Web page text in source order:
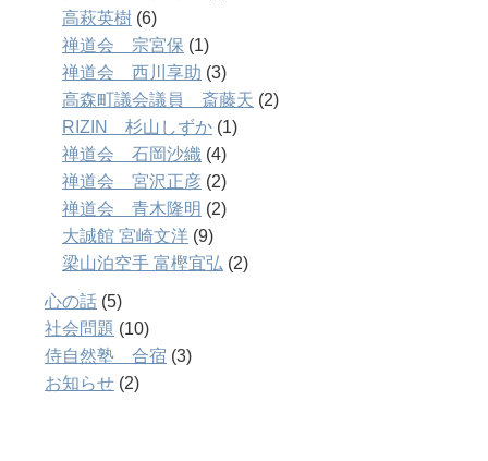
高萩英樹 (6)
禅道会 宗宮保 (1)
禅道会 西川享助 (3)
高森町議会議員 斎藤天 (2)
RIZIN 杉山しずか (1)
禅道会 石岡沙織 (4)
禅道会 宮沢正彦 (2)
禅道会 青木隆明 (2)
大誠館 宮崎文洋 (9)
梁山泊空手 富樫宜弘 (2)
心の話 (5)
社会問題 (10)
侍自然塾 合宿 (3)
お知らせ (2)